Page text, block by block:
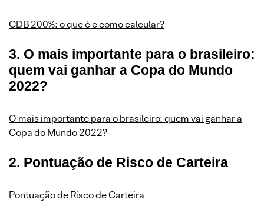
CDB 200%: o que é e como calcular?
3. O mais importante para o brasileiro:
quem vai ganhar a Copa do Mundo
2022?
O mais importante para o brasileiro: quem vai ganhar a
Copa do Mundo 2022?
2. Pontuação de Risco de Carteira
Pontuação de Risco de Carteira